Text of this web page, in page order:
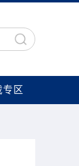
专区